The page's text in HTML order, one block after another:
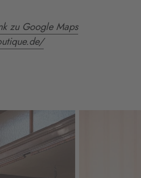
zu Google Maps